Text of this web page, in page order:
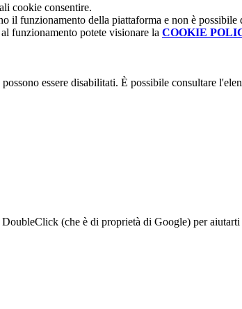
cookie consentire.
il funzionamento della piattaforma e non è possibile
funzionamento potete visionare la COOKIE
essere disabilitati. È possibile consultare
(che è di proprietà di Google) per